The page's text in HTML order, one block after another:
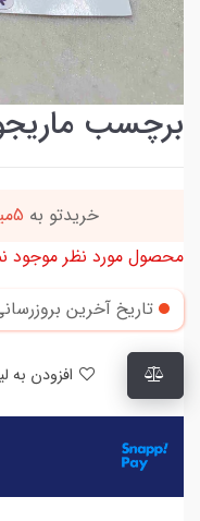
برچسب ماریجونا کد
خریدتو به 5میلیون
محصول مورد نظر موجود
تاریخ آخرین